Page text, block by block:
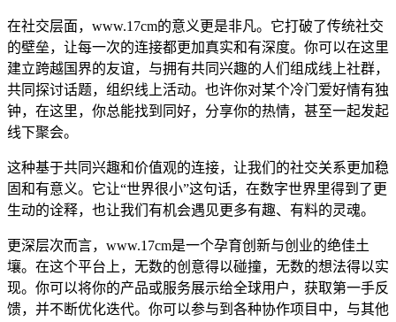
在社交层面，www.17cm的意义更是非凡。它打破了传统社交
的壁垒，让每一次的连接都更加真实和有深度。你可以在这里
建立跨越国界的友谊，与拥有共同兴趣的人们组成线上社群，
共同探讨话题，组织线上活动。也许你对某个冷门爱好情有独
钟，在这里，你总能找到同好，分享你的热情，甚至一起发起
线下聚会。
这种基于共同兴趣和价值观的连接，让我们的社交关系更加稳
固和有意义。它让“世界很小”这句话，在数字世界里得到了更
生动的诠释，也让我们有机会遇见更多有趣、有料的灵魂。
更深层次而言，www.17cm是一个孕育创新与创业的绝佳土
壤。在这个平台上，无数的创意得以碰撞，无数的想法得以实
现。你可以将你的产品或服务展示给全球用户，获取第一手反
馈，并不断优化迭代。你可以参与到各种协作项目中，与其他